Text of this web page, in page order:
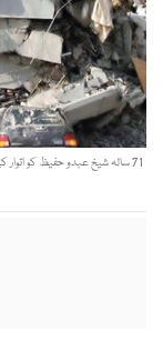
71 سالہ شیخ عبدو حفیظ کو